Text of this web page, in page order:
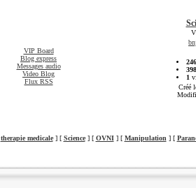
VIP Board
Blog express
Messages audio
Video Blog
Flux RSS
398
1
Créé
therapie medicale] [ Science] [ OVNI] [ Manipulation ] [